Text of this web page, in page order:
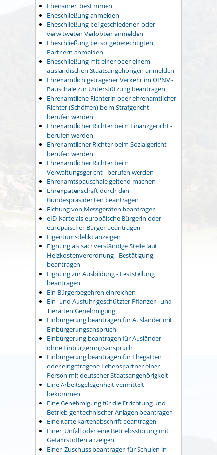
Ehenamen bestimmen
Eheschließung anmelden
Eheschließung bei geschiedenen oder
verwitweten Verlobten anmelden
Eheschließung bei sorgeberechtigten
Partnern anmelden
Eheschließung mit einer oder einem
ausländischen Staatsangehörigen anmelden
Ehrenamtlich getragener Verkehr im ÖPNV -
Pauschale zur Unterstützung beantragen
Ehrenamtliche Richterin oder ehrenamtlicher
Richter (Schöffen) beim Strafgericht -
berufen werden
Ehrenamtlicher Richter beim Finanzgericht -
berufen werden
Ehrenamtlicher Richter beim Sozialgericht -
berufen werden
Ehrenamtlicher Richter beim
Verwaltungsgericht - berufen werden
Ehrenamtspauschale geltend machen
Ehrenpatenschaft durch den
Bundespräsidenten beantragen
Eichung von Messgeräten beantragen
eID-Karte als europäische Bürgerin oder
europäischer Bürger beantragen
Eigentumsdelikt anzeigen
Eignung als sachverständige Stelle laut
Heizkostenverordnung - Bestätigung
beantragen
Eignung zur Ausbildung - Feststellung
beantragen
Ein Bürgerbegehren einreichen
Ein- und Ausfuhr geschützter Pflanzen- und
Tierarten Genehmigung
Einbürgerung beantragen für Ausländer mit
Einbürgerungsanspruch
Einbürgerung beantragen für Ausländer
ohne Einbürgerungsanspruch
Einbürgerung beantragen für Ehegatten
oder eingetragene Lebenspartner einer
Person mit deutscher Staatsangehörigkeit
Eine Arbeitsgelegenheit vermittelt
bekommen
Eine Genehmigung für die Errichtung und
Betrieb gentechnischer Anlagen beantragen
Eine Karteikartenabschrift beantragen
Einen Unfall oder eine Betriebsstörung mit
Gefahrstoffen anzeigen
Einen Zuschuss beantragen für Schulen in